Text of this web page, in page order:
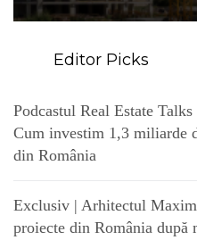
Editor Picks
Podcastul Real Estate
Cum investim 1,3 miliarde
din România
Exclusiv | Arhitectul
proiecte din România după